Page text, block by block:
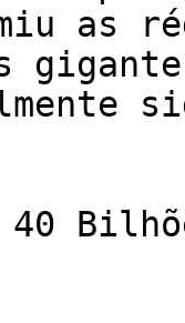
as
40